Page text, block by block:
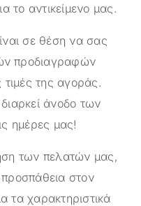
το αντικείμενο μας.
σε θέση να σας
προδιαγραφών
τιμές της αγοράς.
άνοδο των
ημέρες μας!
των πελατών μας,
στον
τα χαρακτηριστικά